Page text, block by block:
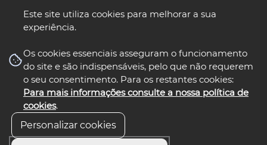
Este site utiliza cookies para melhorar a sua
experiência.
Os cookies essenciais asseguram o funcionamento
do site e são indispensáveis, pelo que não requerem
o seu consentimento. Para os restantes cookies:
Para mais informações consulte a nossa política de
cookies.
Personalizar cookies
nos select language